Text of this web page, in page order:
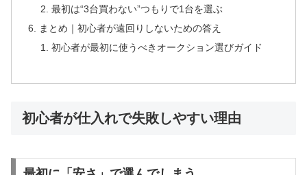
最初は“3台買わない”つもりで1台を選ぶ
まとめ｜初心者が遠回りしないための答え
初心者が最初に使うべきオークション選びガイド
初心者が仕入れで失敗しやすい理由